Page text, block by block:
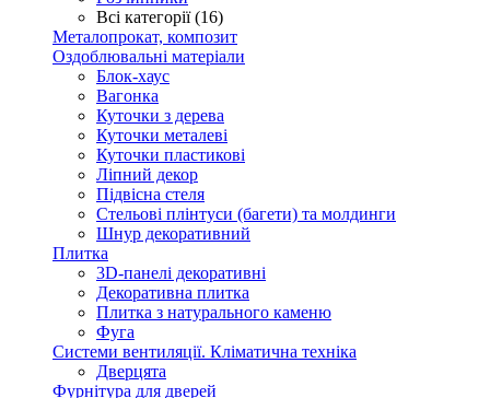
Всі категорії (16)
Металопрокат, композит
Оздоблювальні матеріали
Блок-хаус
Вагонка
Куточки з дерева
Куточки металеві
Куточки пластикові
Ліпний декор
Підвісна стеля
Стельові плінтуси (багети) та молдинги
Шнур декоративний
Плитка
3D-панелі декоративні
Декоративна плитка
Плитка з натурального каменю
Фуга
Системи вентиляції. Кліматична техніка
Дверцята
Фурнітура для дверей